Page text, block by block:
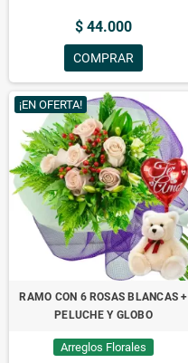
$ 44.000
COMPRAR
¡EN OFERTA!
RAMO CON 6 ROSAS BLANCAS +
PELUCHE Y GLOBO
Arreglos Florales